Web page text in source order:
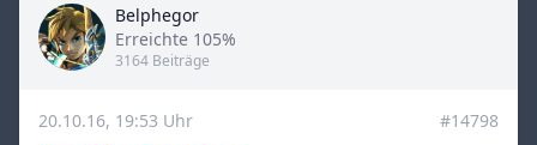
Belphegor
Title
Erreichte 105%
3164 Beiträge
20.10.16, 19:53 Uhr #14798